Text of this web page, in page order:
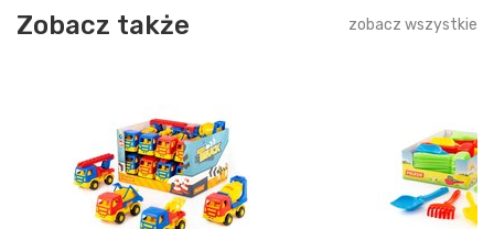
Zobacz także zobacz wszystkie